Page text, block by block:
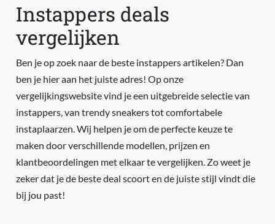
Instappers deals
vergelijken
Ben je op zoek naar de beste instappers artikelen? Dan
ben je hier aan het juiste adres! Op onze
vergelijkingswebsite vind je een uitgebreide selectie van
instappers, van trendy sneakers tot comfortabele
instaplaarzen. Wij helpen je om de perfecte keuze te
maken door verschillende modellen, prijzen en
klantbeoordelingen met elkaar te vergelijken. Zo weet je
zeker dat je de beste deal scoort en de juiste stijl vindt die
bij jou past!